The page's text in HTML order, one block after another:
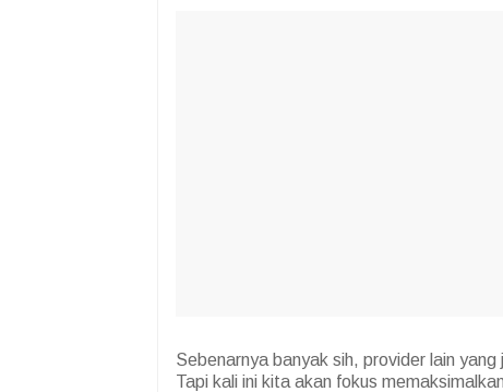
Sebenarnya banyak sih, provider lain
Tapi kali ini kita akan fokus